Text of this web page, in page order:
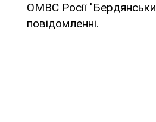
ОМВС Росії
повідомленні.